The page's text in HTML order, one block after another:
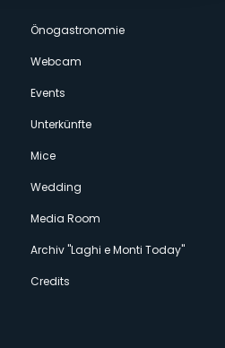
Önogastronomie
Webcam
Events
Unterkünfte
Mice
Wedding
Media Room
Archiv "Laghi e Monti Today"
Credits